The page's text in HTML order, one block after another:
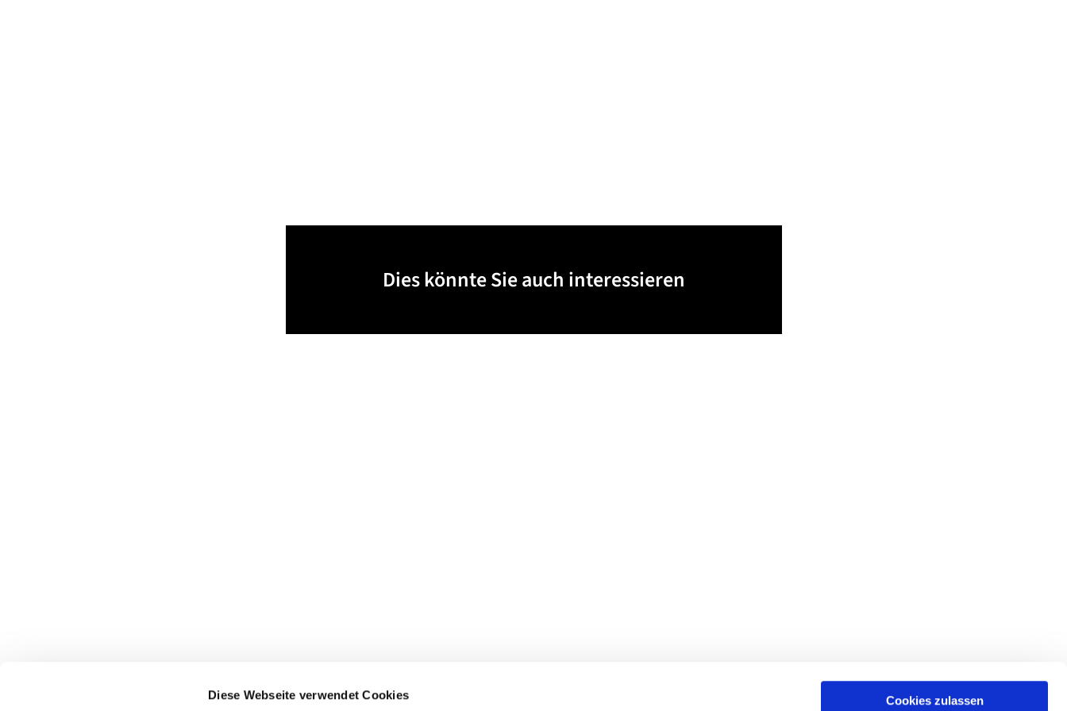
Diese Webseite verwendet Cookies Cookies zulassen
Dies könnte Sie auch interessieren